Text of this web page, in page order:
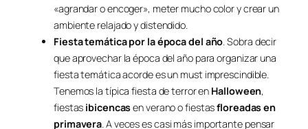
«agrandar o encoger», meter mucho color y crear un
ambiente relajado y distendido.
Fiesta temática por la época del año. Sobra decir
que aprovechar la época del año para organizar una
fiesta temática acorde es un must imprescindible.
Tenemos la típica fiesta de terror en Halloween,
fiestas ibicencasen verano o fiestasfloreadas en
primavera. A veces es casi más importante pensar